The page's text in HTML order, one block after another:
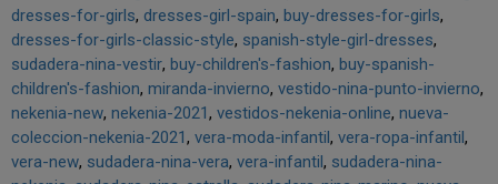
dresses-for-girls dresses-girl-spain buy-dresses-for-girls
dresses-for-girls-classic-style spanish-style-girl-dresses
sudadera-nina-vestir buy-children's-fashion buy-spanish-
children's-fashion miranda-invierno vestido-nina-punto-invierno
nekenia-new nekenia-2021 vestidos-nekenia-online nueva-
coleccion-nekenia-2021 vera-moda-infantil vera-ropa-infantil
vera-new sudadera-nina-vera vera-infantil sudadera-nina-